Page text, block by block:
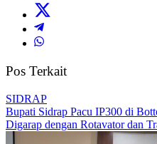
Pos Terkait
SIDRAP
Bupati Sidrap Pacu IP300 di
Digarap dengan Rotavator dan